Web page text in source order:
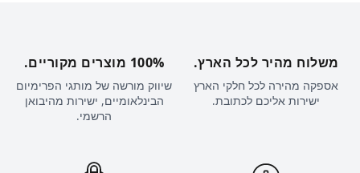
משלוח מהיר לכל הארץ.
אספקה מהירה לכל חלקי הארץ
ישירות אליכם לכתובת.
100% מוצרים מקוריים.
שיווק מורשה של מותגי הפרימיום
הבינלאומיים, ישירות מהיבואן
הרשמי.